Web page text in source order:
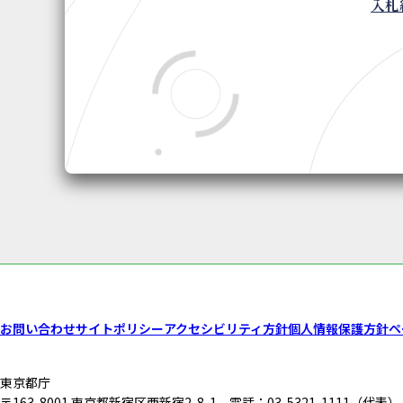
入
お問い合わせサイトポリシーアクセシビリティ方針個人情報保護方針
東京都庁